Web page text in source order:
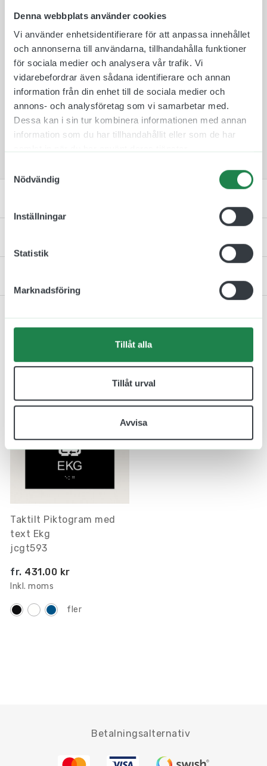
Denna webbplats använder cookies
Vi använder enhetsidentifierare för att anpassa innehållet
och annonserna till användarna, tillhandahålla funktioner
för sociala medier och analysera vår trafik. Vi
vidarebefordrar även sådana identifierare och annan
information från din enhet till de sociala medier och
annons- och analysföretag som vi samarbetar med.
Dessa kan i sin tur kombinera informationen med annan
information som du har tillhandahållit eller som de har
Nödvändig
Inställningar
Statistik
Marknadsföring
Tillåt alla
Tillåt urval
Avvisa
Plastskyltarna finns i 10 olika färger att välja
mellan för att de ska passa in i rätt miljö och
omgivning.
Skylten monteras därefter på en medföljande
väggkonsol som skruvas fast med medföljande
skruv och plugg. Tack vare denna fästmetod så är
det lätt att byta skyltar mellan rum ifall att de
skulle byta plats.
Taktilt Piktogram med
text Ekg
jcgt593
fr. 431.00 kr
Inkl. moms
fler
Betalningsalternativ